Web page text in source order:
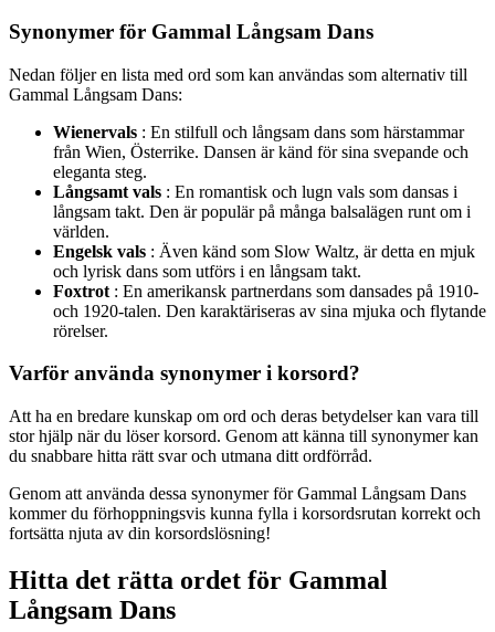
Synonymer för Gammal Långsam Dans
Nedan följer en lista med ord som kan användas som alternativ till
Gammal Långsam Dans:
Wienervals : En stilfull och långsam dans som härstammar
från Wien, Österrike. Dansen är känd för sina svepande och
eleganta steg.
Långsamt vals : En romantisk och lugn vals som dansas i
långsam takt. Den är populär på många balsalägen runt om i
världen.
Engelsk vals : Även känd som Slow Waltz, är detta en mjuk
och lyrisk dans som utförs i en långsam takt.
Foxtrot : En amerikansk partnerdans som dansades på 1910-
och 1920-talen. Den karaktäriseras av sina mjuka och flytande
rörelser.
Varför använda synonymer i korsord?
Att ha en bredare kunskap om ord och deras betydelser kan vara till
stor hjälp när du löser korsord. Genom att känna till synonymer kan
du snabbare hitta rätt svar och utmana ditt ordförråd.
Genom att använda dessa synonymer för Gammal Långsam Dans
kommer du förhoppningsvis kunna fylla i korsordsrutan korrekt och
fortsätta njuta av din korsordslösning!
Hitta det rätta ordet för Gammal
Långsam Dans